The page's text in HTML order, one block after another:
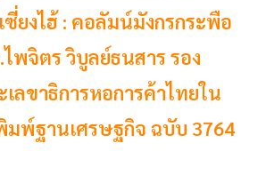
ยงไฮ้ : คอลัมน์มังกรกระพือ
ไพจิตร วิบูลย์ธนสาร รอง
ลขาธิการหอการค้าไทยใน
พ์ฐานเศรษฐกิจ ฉบับ 3764